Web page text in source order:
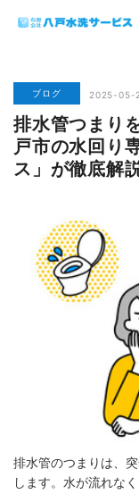
ブログ 2025-05-
排水管つまり
戸市の水回り
ス」が徹底解
排水管のつまりは、
します。水が流れな